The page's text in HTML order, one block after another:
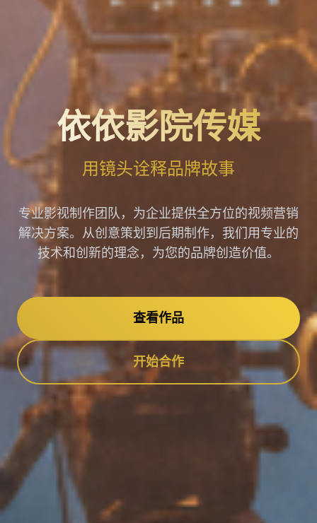
依依影院传媒
用镜头诠释品牌故事
专业影视制作团队，为企业提供全方位的视频营销
解决方案。从创意策划到后期制作，我们用专业的
技术和创新的理念，为您的品牌创造价值。
查看作品
开始合作